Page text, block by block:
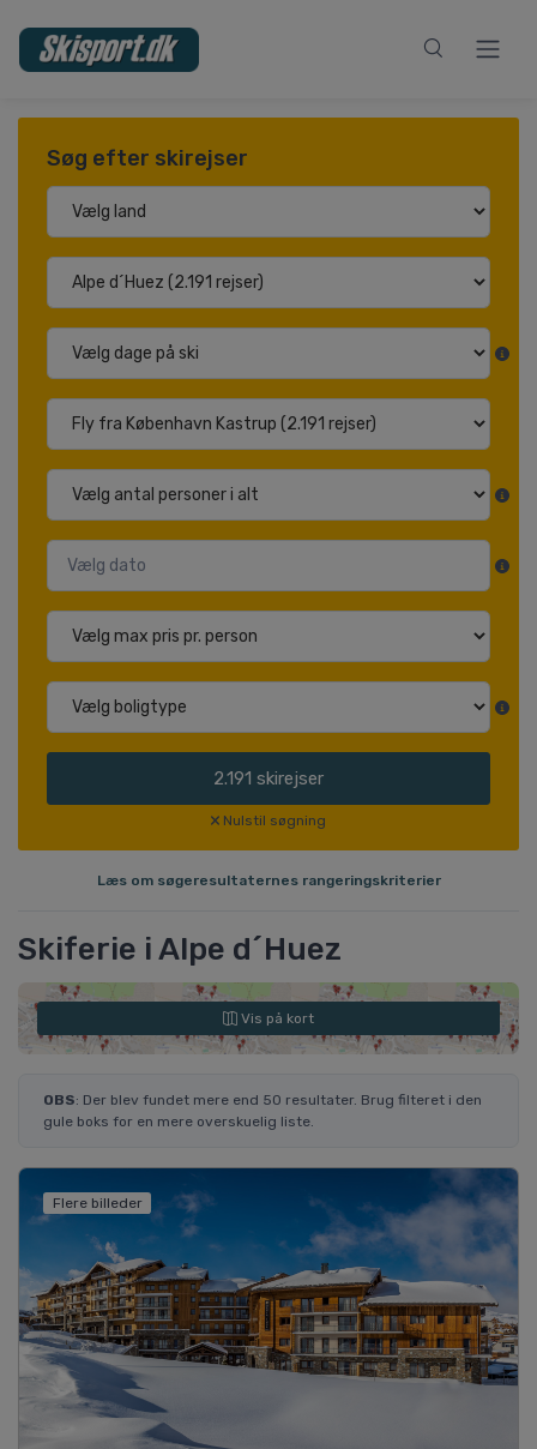
Søg efter skirejser
2.191 skirejser
Nulstil søgning
Læs om søgeresultaternes rangeringskriterier
Skiferie i Alpe d´Huez
Vis på kort
OBS: Der blev fundet mere end 50 resultater. Brug filteret i den
gule boks for en mere overskuelig liste.
Flere billeder